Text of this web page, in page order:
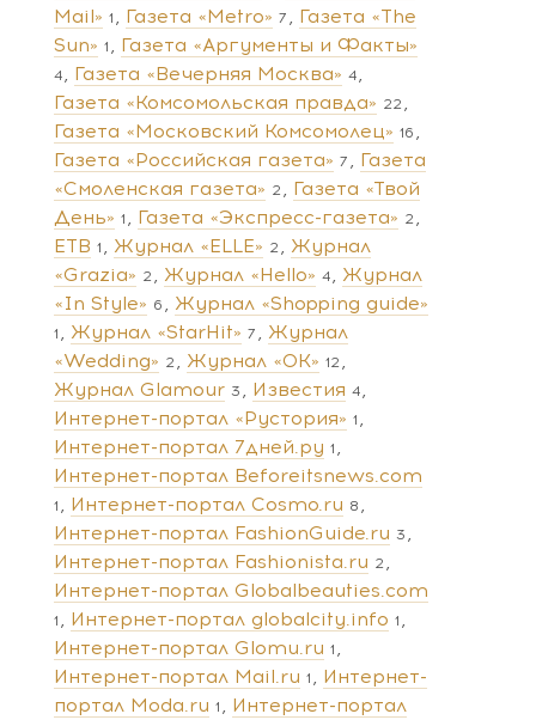
Mail» 1 Газета «Metro» 7
Газета «The
Sun» 1 Газета «Аргументы и Факты»
4 Газета «Вечерняя Москва» 4
Газета «Комсомольская правда» 22
Газета «Московский Комсомолец» 16
Газета «Российская газета» 7
Газета
«Смоленская газета» 2
Газета «Твой
День» 1 Газета «Экспресс-газета» 2
ЕТВ 1 Журнал «ELLE» 2
Журнал
«Grazia» 2 Журнал «Hello» 4
Журнал
«In Style» 6 Журнал «Shopping guide»
1 Журнал «StarHit» 7
Журнал
«Wedding» 2 Журнал «ОК» 12
Журнал Glamour 3 Известия 4
Интернет-портал «Рустория» 1
Интернет-портал 7дней.ру 1
Интернет-портал Beforeitsnews.com
1 Интернет-портал Cosmo.ru 8
Интернет-портал FashionGuide.ru 3
Интернет-портал Fashionista.ru 2
Интернет-портал Globalbeauties.com
1 Интернет-портал globalcity.info 1
Интернет-портал Glomu.ru 1
Интернет-портал Mail.ru 1
Интернет-
портал Moda.ru 1
Интернет-портал